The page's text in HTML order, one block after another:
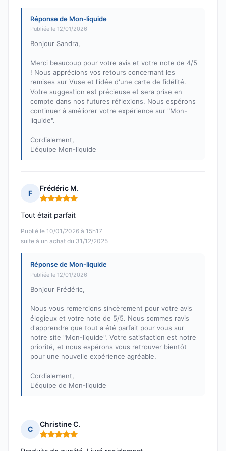
Réponse de Mon-liquide
Publiée le 12/01/2026
Bonjour Sandra,
Merci beaucoup pour votre avis et votre note de 4/5
! Nous apprécions vos retours concernant les
remises sur Vuse et l'idée d'une carte de fidélité.
Votre suggestion est précieuse et sera prise en
compte dans nos futures réflexions. Nous espérons
continuer à améliorer votre expérience sur "Mon-
liquide".
Cordialement,
L'équipe Mon-liquide
F
Frédéric M.
Note : 5 sur 5
Publié le 10/01/2026 à 15h17
suite à un achat du 31/12/2025
Tout était parfait
Réponse de Mon-liquide
Publiée le 12/01/2026
Bonjour Frédéric,
Nous vous remercions sincèrement pour votre avis
élogieux et votre note de 5/5. Nous sommes ravis
d'apprendre que tout a été parfait pour vous sur
notre site "Mon-liquide". Votre satisfaction est notre
priorité, et nous espérons vous retrouver bientôt
pour une nouvelle expérience agréable.
Cordialement,
L'équipe de Mon-liquide
C
Christine C.
Note : 5 sur 5